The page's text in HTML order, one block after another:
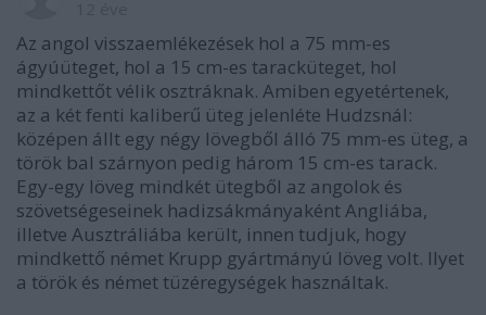
Az angol visszaemlékezések hol a 75 mm-es
ágyúüteget, hol a 15 cm-es taracküteget, hol
mindkettőt vélik osztráknak. Amiben egyetértenek,
az a két fenti kaliberű üteg jelenléte Hudzsnál:
középen állt egy négy lövegből álló 75 mm-es üteg, a
török bal szárnyon pedig három 15 cm-es tarack.
Egy-egy löveg mindkét ütegből az angolok és
szövetségeseinek hadizsákmányaként Angliába,
illetve Ausztráliába került, innen tudjuk, hogy
mindkettő német Krupp gyártmányú löveg volt. Ilyet
a török és német tüzéregységek használtak.